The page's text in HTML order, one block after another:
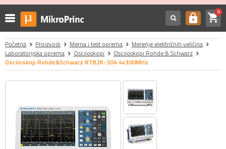
https shopping_cart0
Početna Proizvodi Merna i test oprema
Merenje električnih veličina
Laboratorijska oprema
Osciloskopi
Osciloskopi Rohde & Schwarz
Osciloskop Rohde&Schwarz RTB2K-304 4x300MHz